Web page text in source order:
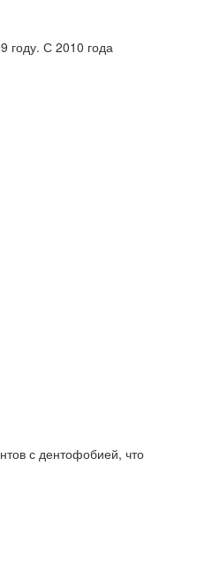
году. С 2010 года
с дентофобией, что